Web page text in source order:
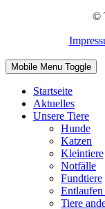
©
Mobile Menu Toggle
Startseite
Aktuelles
Unsere Tiere
Hunde
Katzen
Kleintiere
Notfälle
Fundtiere
Tiere